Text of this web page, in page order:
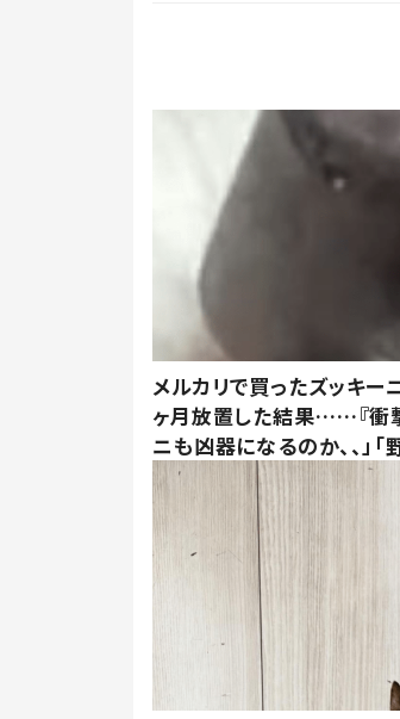
メルカリで買ったズッキ
ヶ月放置した結果……『衝
ニも凶器になるのか、、」「